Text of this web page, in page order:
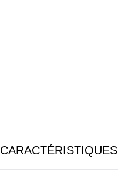
CARACTÉRISTIQUES